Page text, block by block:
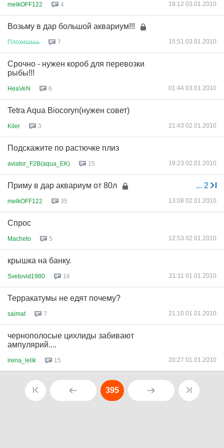
melkOFF122 4 18:12 03.01.2010
Возьму в дар большой аквариум!!!
Плохишььь 7 15:51 03.01.2010
Срочно - нужен короб для перевозки
рыбы!!!
HeaVeN 6 01:44 03.01.2010
Tetra Aqua Biocoryn(нужен совет)
Kiler 3 21:43 02.01.2010
Подскажите по растючке плиз
aviator_F2B(aqua_EK) 15 19:23 02.01.2010
... 2
Приму в дар аквариум от 80л
melkOFF122 35 13:08 02.01.2010
Спрос
Macheto 5 12:53 02.01.2010
крышка на банку.
Svetovid1980 16 21:11 01.01.2010
Терракатумы не едят почему?
saimat 7 21:10 01.01.2010
чернополосые цихлиды забивают
ампулярий....
irena_lelik 15 20:27 01.01.2010
395